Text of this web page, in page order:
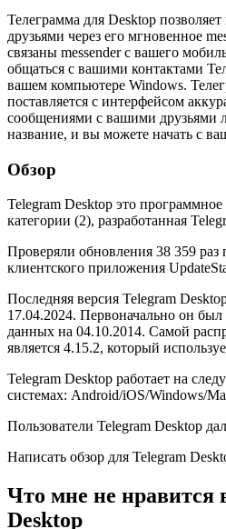
Телеграмма для Desktop
друзьями через его мгновенное
связаны messender с вашего
общаться с вашими контактами
вашем компьютере Windows.
поставляется с интерфейсом
сообщениями с вашими друзьями
название, и вы можете начать с
Обзор
Telegram Desktop это
категории (2), разработанная
Проверяли обновления 38 359 раз
клиентского приложения
Последняя версия Telegram
17.04.2024. Первоначально он
данных на 04.10.2014. Самой
является 4.15.2, который
Telegram Desktop работает на
системах: Android/iOS/Windows/
Пользователи Telegram Desktop
Написать обзор для Telegram
Что мне не нравится
Desktop